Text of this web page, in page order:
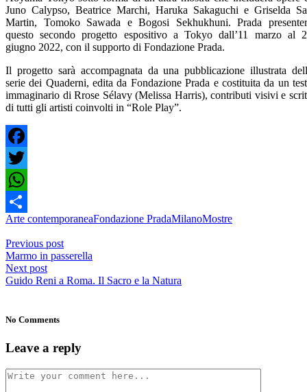
Juno Calypso, Beatrice Marchi, Haruka Sakaguchi e Griselda
Martin, Tomoko Sawada e Bogosi Sekhukhuni. Prada
questo secondo progetto espositivo a Tokyo dall’11 marzo al
giugno 2022, con il supporto di Fondazione Prada.
Il progetto sarà accompagnata da una pubblicazione illustrata
serie dei Quaderni, edita da Fondazione Prada e costituita da un
immaginario di Rrose Sélavy (Melissa Harris), contributi visivi e
di tutti gli artisti coinvolti in “Role Play”.
Facebook
Twitter
WhatsApp
Share
Arte contemporaneaFondazione PradaMilanoMostre
Previous post
Marmo in passerella
Next post
Guido Reni a Roma. Il Sacro e la Natura
No Comments
Leave a reply